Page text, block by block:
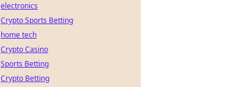
electronics
Crypto Sports Betting
home tech
Crypto Casino
Sports Betting
Crypto Betting